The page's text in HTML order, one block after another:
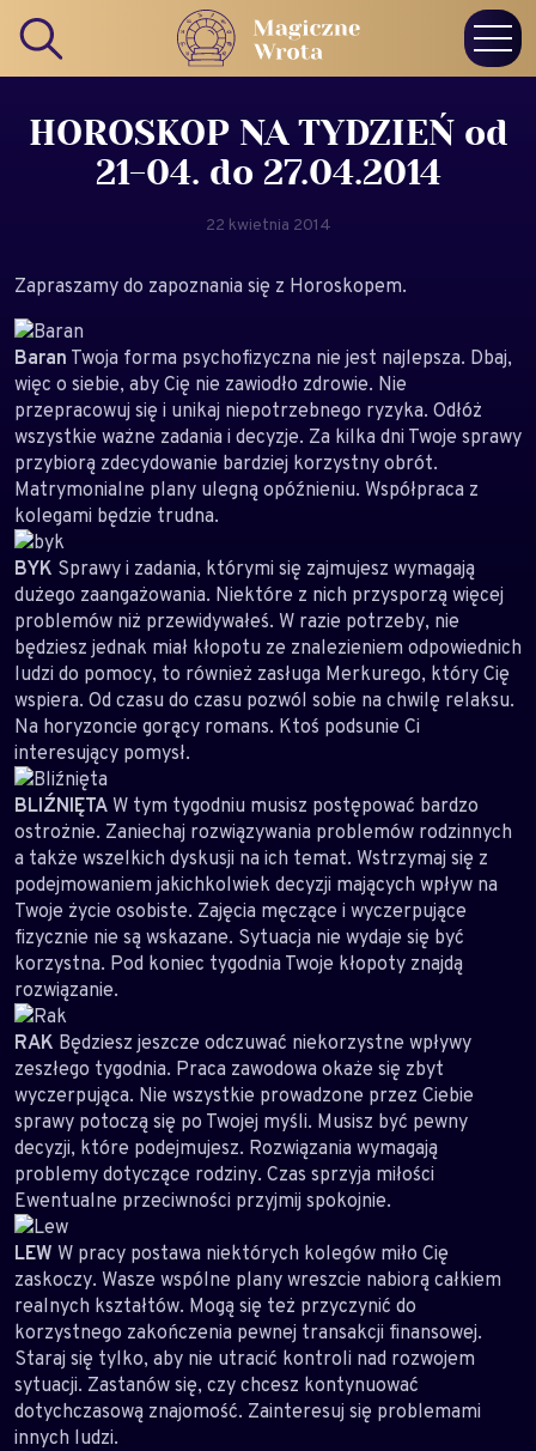
HOROSKOP NA TYDZIEŃ od
21-04. do 27.04.2014
22 kwietnia 2014
Zapraszamy do zapoznania się z Horoskopem.
Baran Twoja forma psychofizyczna nie jest najlepsza. Dbaj,
więc o siebie, aby Cię nie zawiodło zdrowie. Nie
przepracowuj się i unikaj niepotrzebnego ryzyka. Odłóż
wszystkie ważne zadania i decyzje. Za kilka dni Twoje sprawy
przybiorą zdecydowanie bardziej korzystny obrót.
Matrymonialne plany ulegną opóźnieniu. Współpraca z
kolegami będzie trudna.
BYK Sprawy i zadania, którymi się zajmujesz wymagają
dużego zaangażowania. Niektóre z nich przysporzą więcej
problemów niż przewidywałeś. W razie potrzeby, nie
będziesz jednak miał kłopotu ze znalezieniem odpowiednich
ludzi do pomocy, to również zasługa Merkurego, który Cię
wspiera. Od czasu do czasu pozwól sobie na chwilę relaksu.
Na horyzoncie gorący romans. Ktoś podsunie Ci
interesujący pomysł.
BLIŹNIĘTA W tym tygodniu musisz postępować bardzo
ostrożnie. Zaniechaj rozwiązywania problemów rodzinnych
a także wszelkich dyskusji na ich temat. Wstrzymaj się z
podejmowaniem jakichkolwiek decyzji mających wpływ na
Twoje życie osobiste. Zajęcia męczące i wyczerpujące
fizycznie nie są wskazane. Sytuacja nie wydaje się być
korzystna. Pod koniec tygodnia Twoje kłopoty znajdą
rozwiązanie.
RAK Będziesz jeszcze odczuwać niekorzystne wpływy
zeszłego tygodnia. Praca zawodowa okaże się zbyt
wyczerpująca. Nie wszystkie prowadzone przez Ciebie
sprawy potoczą się po Twojej myśli. Musisz być pewny
decyzji, które podejmujesz. Rozwiązania wymagają
problemy dotyczące rodziny. Czas sprzyja miłości
Ewentualne przeciwności przyjmij spokojnie.
LEW W pracy postawa niektórych kolegów miło Cię
zaskoczy. Wasze wspólne plany wreszcie nabiorą całkiem
realnych kształtów. Mogą się też przyczynić do
korzystnego zakończenia pewnej transakcji finansowej.
Staraj się tylko, aby nie utracić kontroli nad rozwojem
sytuacji. Zastanów się, czy chcesz kontynuować
dotychczasową znajomość. Zainteresuj się problemami
innych ludzi.